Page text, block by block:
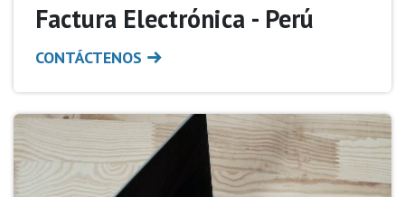
Factura Electrónica - Perú
CONTÁCTENOS